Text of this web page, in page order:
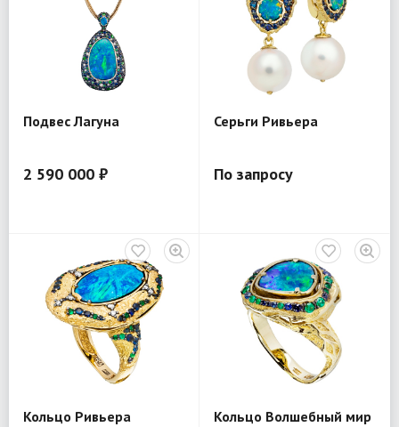
Подвес Лагуна
2 590 000 ₽
Серьги Ривьера
По запросу
Кольцо Ривьера Кольцо Волшебный мир